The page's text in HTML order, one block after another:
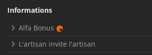
Informations
Alfa Bonus
L'artisan invite l'artisan